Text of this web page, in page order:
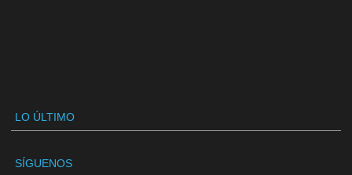
LO ÚLTIMO
SÍGUENOS